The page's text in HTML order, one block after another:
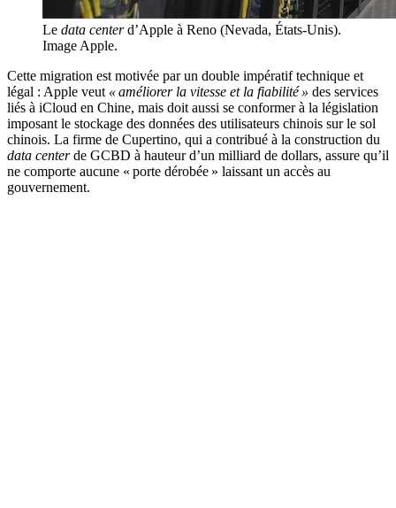
Le data centerd’Apple à Reno (Nevada, États-Unis).
Image Apple.
Cette migration est motivée par un double impératif technique et
légal : Apple veut « améliorer la vitesse et la fiabilité » des services
liés à iCloud en Chine, mais doit aussi se conformer à la législation
imposant le stockage des données des utilisateurs chinois sur le sol
chinois. La firme de Cupertino, qui a contribué à la construction du
data centerde GCBD à hauteur d’un milliard de dollars, assure qu’il
ne comporte aucune « porte dérobée » laissant un accès au
gouvernement.